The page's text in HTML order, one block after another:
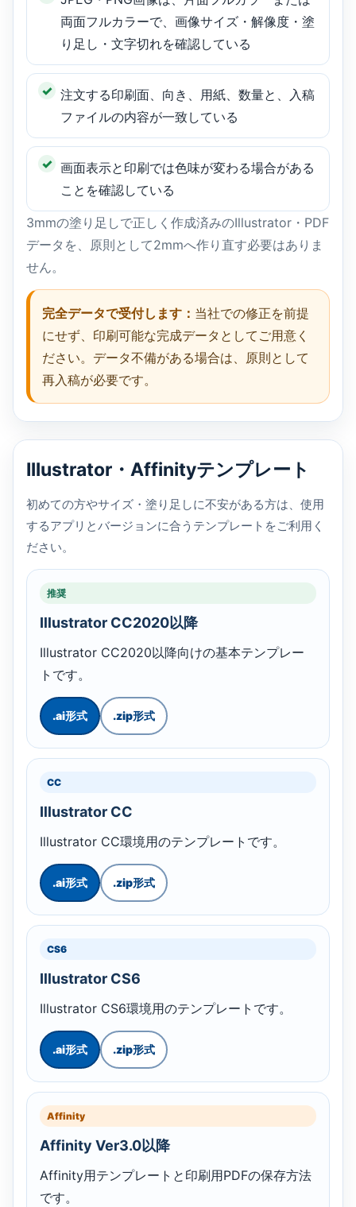
両面フルカラーで、画像サイズ・解像度・塗
り足し・文字切れを確認している
注文する印刷面、向き、用紙、数量と、入稿
ファイルの内容が一致している
画面表示と印刷では色味が変わる場合がある
ことを確認している
3mmの塗り足しで正しく作成済みのIllustrator・PDF
データを、原則として2mmへ作り直す必要はありま
せん。
完全データで受付します： 当社での修正を前提
にせず、印刷可能な完成データとしてご用意く
ださい。データ不備がある場合は、原則として
再入稿が必要です。
Illustrator・Affinityテンプレート
初めての方やサイズ・塗り足しに不安がある方は、使用
するアプリとバージョンに合うテンプレートをご利用く
ださい。
推奨
Illustrator CC2020以降
Illustrator CC2020以降向けの基本テンプレー
トです。
.ai形式 .zip形式
CC
Illustrator CC
Illustrator CC環境用のテンプレートです。
.ai形式 .zip形式
CS6
Illustrator CS6
Illustrator CS6環境用のテンプレートです。
.ai形式 .zip形式
Affinity
Affinity Ver3.0以降
Affinity用テンプレートと印刷用PDFの保存方法
です。